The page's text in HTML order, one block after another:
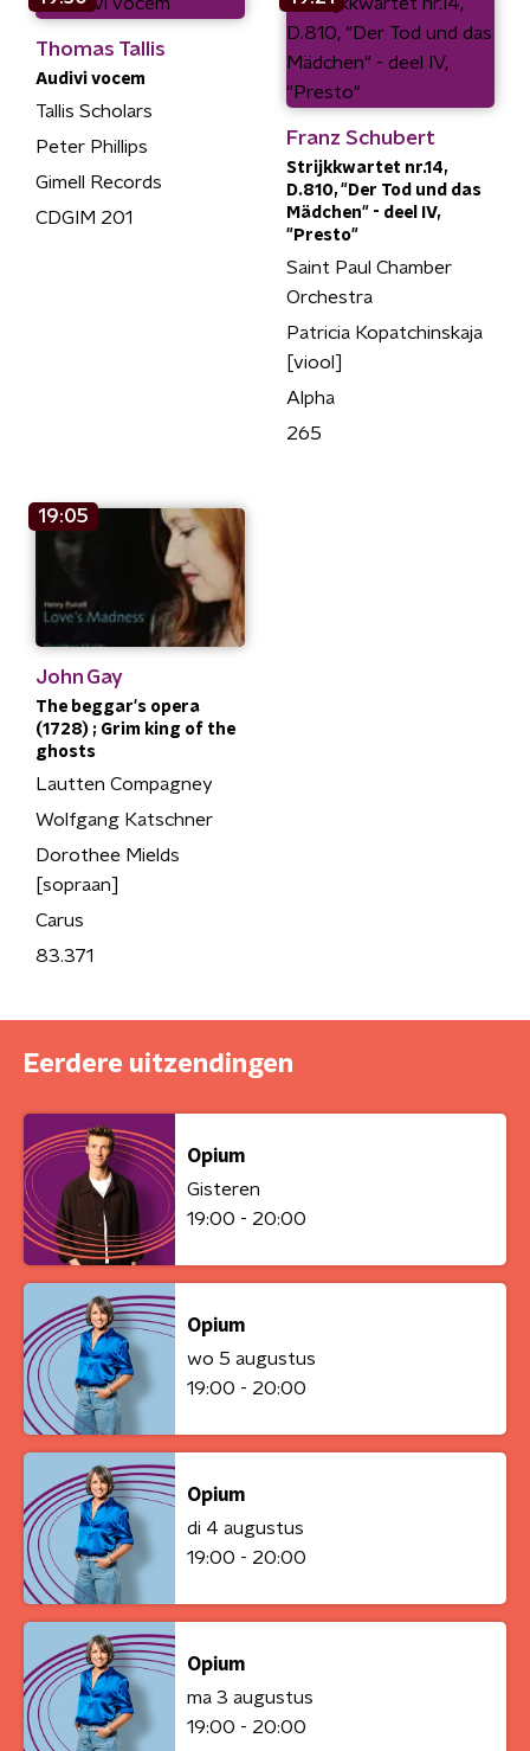
Thomas Tallis
Audivi vocem
Tallis Scholars
Peter Phillips
Gimell Records
CDGIM 201
Franz Schubert
Strijkkwartet nr.14,
D.810, "Der Tod und das
Mädchen" - deel IV,
"Presto"
Saint Paul Chamber
Orchestra
Patricia Kopatchinskaja
[viool]
Alpha
265
19:05
John Gay
The beggar's opera
(1728) ; Grim king of the
ghosts
Lautten Compagney
Wolfgang Katschner
Dorothee Mields
[sopraan]
Carus
83.371
Eerdere uitzendingen
Opium
Gisteren
19:00 - 20:00
Opium
wo 5 augustus
19:00 - 20:00
Opium
di 4 augustus
19:00 - 20:00
Opium
ma 3 augustus
19:00 - 20:00